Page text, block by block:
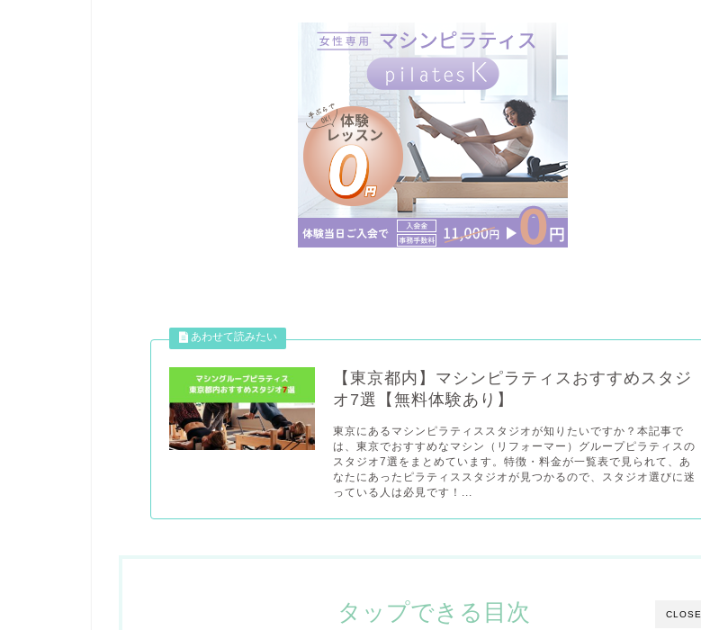
【東京都内】マシンピラティスおすすめスタジ
オ7選【無料体験あり】
東京にあるマシンピラティススタジオが知りたいですか？本記事で
は、東京でおすすめなマシン（リフォーマー）グループピラティスの
スタジオ7選をまとめています。特徴・料金が一覧表で見られて、あ
なたにあったピラティススタジオが見つかるので、スタジオ選びに迷
っている人は必見です！...
CLOSE
タップできる目次